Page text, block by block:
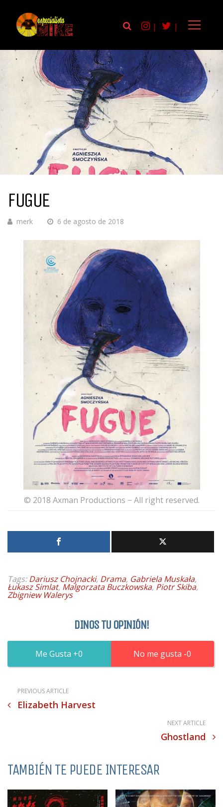
| |
FUGUE
merk 6 de agosto de 2018
© 2018 Axman Productions − All right reserved.
Tags:Dariusz Chojnacki, Drama, Gabriela Muskała,
Łukasz Simlat, Malgorzata Buczkowska, Piotr Skiba,
Zbigniew Walerys
DINOS TU OPINIÓN!
0 0
PREVIOUS ARTICLE
Elizabeth Harvest
NEXT ARTICLE
Ghostland
TAMBIÉN TE PUEDE INTERESAR